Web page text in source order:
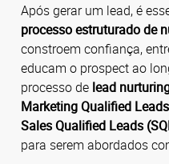
Após gerar um lead, é
processo estruturado de
constroem confiança,
educam o prospect ao
processo de lead
Marketing Qualified
Sales Qualified Leads
para serem abordados